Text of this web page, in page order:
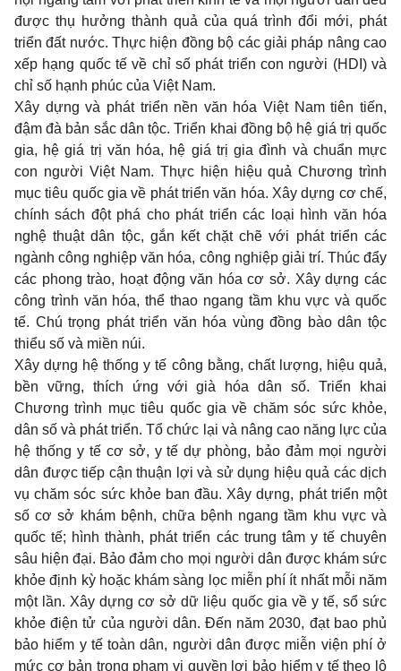
được thụ hưởng thành quả của quá trình đổi mới, phát
triển đất nước. Thực hiện đồng bộ các giải pháp nâng cao
xếp hạng quốc tế về chỉ số phát triển con người (HDI) và
chỉ số hạnh phúc của Việt Nam.
Xây dựng và phát triển nền văn hóa Việt Nam tiên tiến,
đậm đà bản sắc dân tộc. Triển khai đồng bộ hệ giá trị quốc
gia, hệ giá trị văn hóa, hệ giá trị gia đình và chuẩn mực
con người Việt Nam. Thực hiện hiệu quả Chương trình
mục tiêu quốc gia về phát triển văn hóa. Xây dựng cơ chế,
chính sách đột phá cho phát triển các loại hình văn hóa
nghệ thuật dân tộc, gắn kết chặt chẽ với phát triển các
ngành công nghiệp văn hóa, công nghiệp giải trí. Thúc đẩy
các phong trào, hoạt động văn hóa cơ sở. Xây dựng các
công trình văn hóa, thể thao ngang tầm khu vực và quốc
tế. Chú trọng phát triển văn hóa vùng đồng bào dân tộc
thiểu số và miền núi.
Xây dựng hệ thống y tế công bằng, chất lượng, hiệu quả,
bền vững, thích ứng với già hóa dân số. Triển khai
Chương trình mục tiêu quốc gia về chăm sóc sức khỏe,
dân số và phát triển. Tổ chức lại và nâng cao năng lực của
hệ thống y tế cơ sở, y tế dự phòng, bảo đảm mọi người
dân được tiếp cận thuận lợi và sử dụng hiệu quả các dịch
vụ chăm sóc sức khỏe ban đầu. Xây dựng, phát triển một
số cơ sở khám bệnh, chữa bệnh ngang tầm khu vực và
quốc tế; hình thành, phát triển các trung tâm y tế chuyên
sâu hiện đại. Bảo đảm cho mọi người dân được khám sức
khỏe định kỳ hoặc khám sàng lọc miễn phí ít nhất mỗi năm
một lần. Xây dựng cơ sở dữ liệu quốc gia về y tế, sổ sức
khỏe điện tử của người dân. Đến năm 2030, đạt bao phủ
bảo hiểm y tế toàn dân, người dân được miễn viện phí ở
mức cơ bản trong phạm vi quyền lợi bảo hiểm y tế theo lộ